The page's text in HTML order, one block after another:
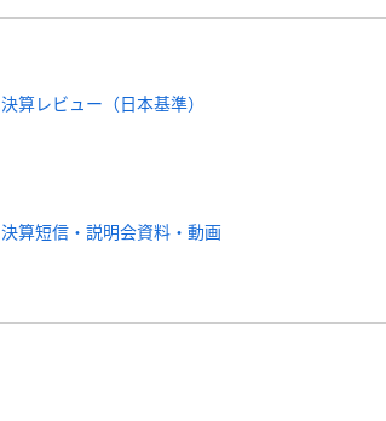
決算レビュー（日本基準）
決算短信・説明会資料・動画